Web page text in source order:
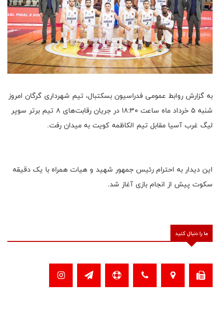
به گزارش روابط عمومی فدراسیون بسکتبال، تیم شهرداری گرگان امروز
شنبه ۵ خرداد ماه ساعت ۱۸:۳۰ در جریان رقابت‌های ۸ تیم برتر سوپر
لیگ غرب آسیا مقابل تیم الکاظمه کویت به میدان رفت.
این دیدار به احترام رئیس جمهور شهید و هیات همراه با یک دقیقه
سکوت پیش از انجام بازی آغاز شد.
ما را دنبال کنید